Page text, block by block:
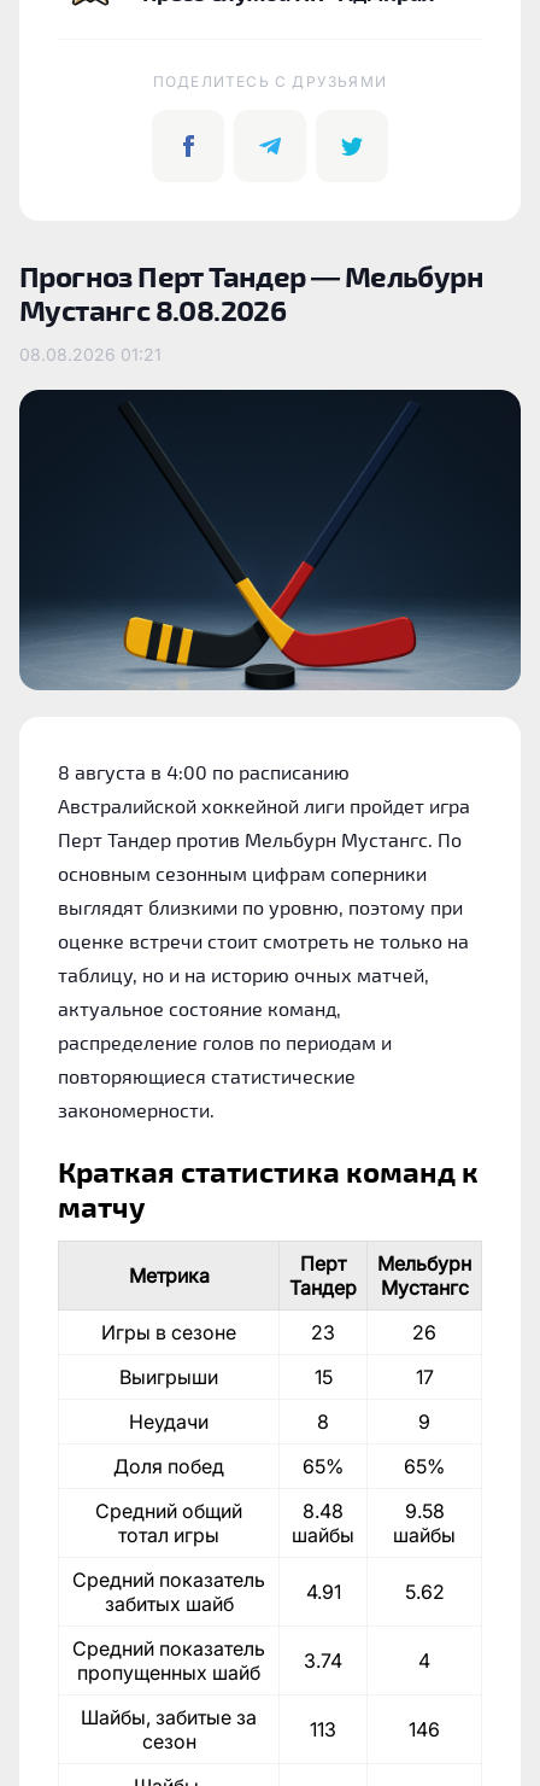
ПОДЕЛИТЕСЬ C ДРУЗЬЯМИ
Прогноз Перт Тандер — Мельбурн
Мустангс 8.08.2026
08.08.2026 01:21
8 августа в 4:00 по расписанию
Австралийской хоккейной лиги пройдет игра
Перт Тандер против Мельбурн Мустангс. По
основным сезонным цифрам соперники
выглядят близкими по уровню, поэтому при
оценке встречи стоит смотреть не только на
таблицу, но и на историю очных матчей,
актуальное состояние команд,
распределение голов по периодам и
повторяющиеся статистические
закономерности.
Краткая статистика команд к
матчу
Метрика
Перт
Тандер
Мельбурн
Мустангс
Игры в сезоне
23
26
Выигрыши
15
17
Неудачи
8
9
Доля побед
65%
65%
Средний общий
тотал игры
8.48
шайбы
9.58
шайбы
Средний показатель
забитых шайб
4.91 5.62
Средний показатель
пропущенных шайб
3.74 4
Шайбы, забитые за
сезон
113 146